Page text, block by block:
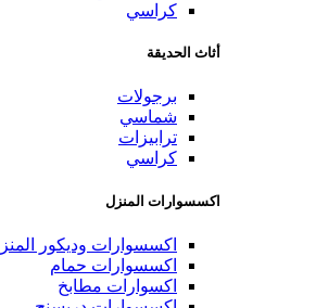
كراسي
أثاث الحديقة
برجولات
شماسي
ترابيزات
كراسي
اكسسوارات المنزل
اكسسوارات وديكور
اكسسوارات حمام
اكسوارات مطابخ